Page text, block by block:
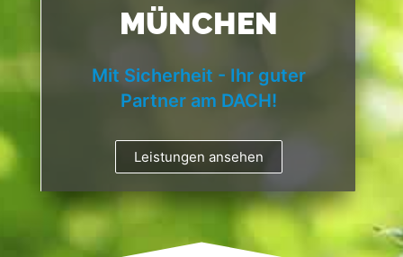
MÜNCHEN
Mit Sicherheit - Ihr guter
Partner am DACH!
Leistungen ansehen